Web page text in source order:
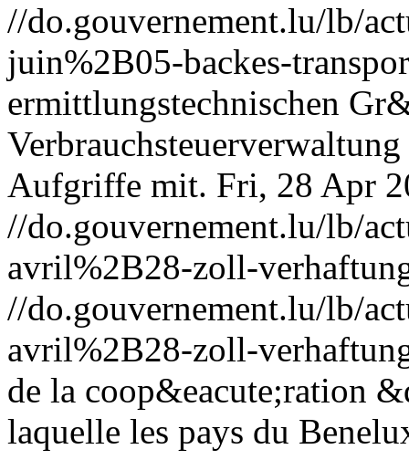
//do.gouvernement.lu/lb/
juin%2B05-backes-
ermittlungstechnischen
Aufgriffe mit. Fri, 28 Apr
//do.gouvernement.lu/lb/
avril%2B28-zoll-
//do.gouvernement.lu/lb/
avril%2B28-zoll-
de la coop&eacute;ration
laquelle les pays du